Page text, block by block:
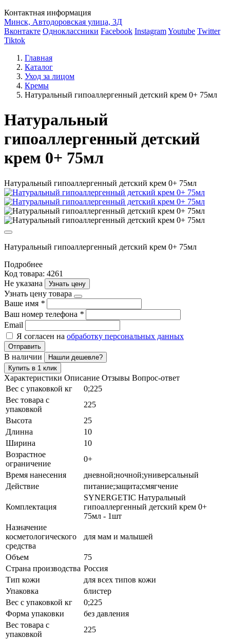
Контактная информация
Минск, Автодоровская улица, 3Д
Вконтакте Одноклассники Facebook InstagramYoutube Twitter
Tiktok
Главная
Каталог
Уход за лицом
Кремы
Натуральный гипоаллергенный детский крем 0+ 75мл
Натуральный
гипоаллергенный детский
крем 0+ 75мл
Натуральный гипоаллергенный детский крем 0+ 75мл
Натуральный гипоаллергенный детский крем 0+ 75мл
Подробнее
Код товара: 4261
Не указана
Узнать цену
Узнать цену товара
Ваше имя *
Ваш номер телефона *
Email
Я согласен на обработку персональных данных
Отправить
В наличии
Нашли дешевле?
Купить в 1 клик
Характеристики Описание Отзывы Вопрос-ответ
Вес с упаковкой кг
0;225
Вес товара с
упаковкой
225
Высота
25
Длинна
10
Ширина
10
Возрастное
ограничение
0+
Время нанесения
дневной;ночной;универсальный
Действие
питание;защита;смягчение
Комплектация
SYNERGETIC Натуральный
гипоаллергенный детский крем 0+
75мл - 1шт
Назначение
косметологического
средства
для мам и малышей
Объем
75
Страна производства Россия
Тип кожи
для всех типов кожи
Упаковка
блистер
Вес с упаковкой кг
0;225
Форма упаковки
без давления
Вес товара с
упаковкой
225